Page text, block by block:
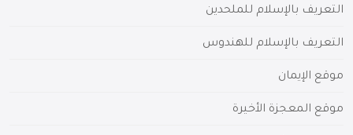
التعريف بالإسلام للملحدين
التعريف بالإسلام للهندوس
موقع الإيمان
موقع المعجزة الأخيرة